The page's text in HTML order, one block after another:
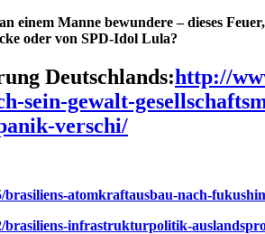
einem Manne bewundere – dieses
oder von SPD-Idol Lula?
Deutschlands:http://
sein-gewalt-
verschi/
atomkraftausbau-nach-
infrastrukturpolitik-